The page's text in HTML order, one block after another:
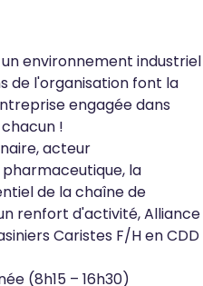
environnement industriel
de l'organisation font la
engagée dans
!
acteur
la
de la chaîne de
renfort d'activité, Alliance
Caristes F/H en CDD
(8h15 – 16h30)